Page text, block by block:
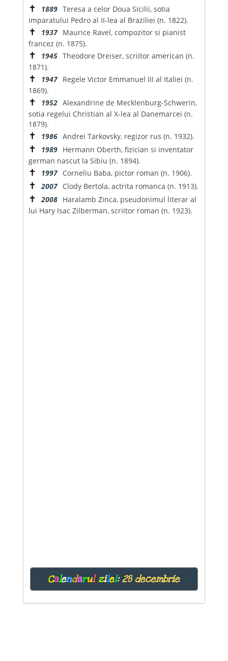
✝ 1889 Teresa a celor Doua Sicilii, sotia
imparatului Pedro al II-lea al Braziliei (n. 1822).
✝ 1937 Maurice Ravel, compozitor si pianist
francez (n. 1875).
✝ 1945 Theodore Dreiser, scriitor american (n.
1871).
✝ 1947 Regele Victor Emmanuel III al Italiei (n.
1869).
✝ 1952 Alexandrine de Mecklenburg-Schwerin,
sotia regelui Christian al X-lea al Danemarcei (n.
1879).
✝ 1986 Andrei Tarkovsky, regizor rus (n. 1932).
✝ 1989 Hermann Oberth, fizician si inventator
german nascut la Sibiu (n. 1894).
✝ 1997 Corneliu Baba, pictor roman (n. 1906).
✝ 2007 Clody Bertola, actrita romanca (n. 1913).
✝ 2008 Haralamb Zinca, pseudonimul literar al
lui Hary Isac Zilberman, scriitor roman (n. 1923).
Calendarul zilei: 28 decembrie